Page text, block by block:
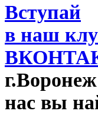
Вступай
в наш
г.Воронеж
нас вы